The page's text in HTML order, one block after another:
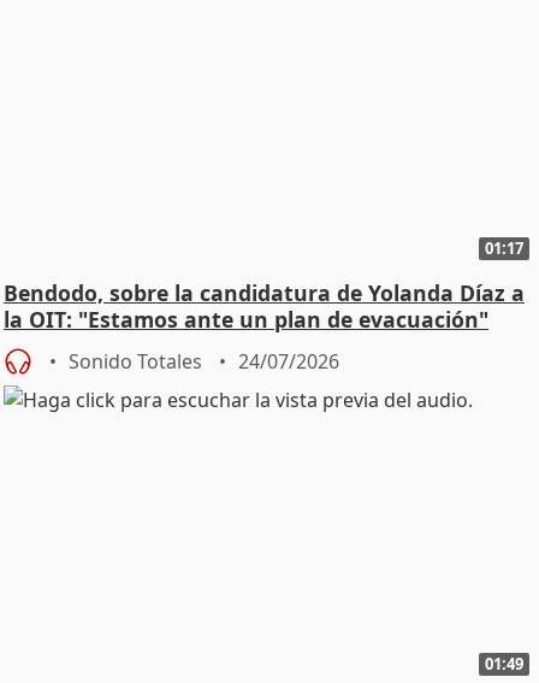
01:17
Bendodo, sobre la candidatura de Yolanda Díaz a
la OIT: "Estamos ante un plan de evacuación"
Sonido Totales 24/07/2026
01:49